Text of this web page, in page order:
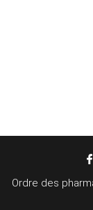
Ordre des